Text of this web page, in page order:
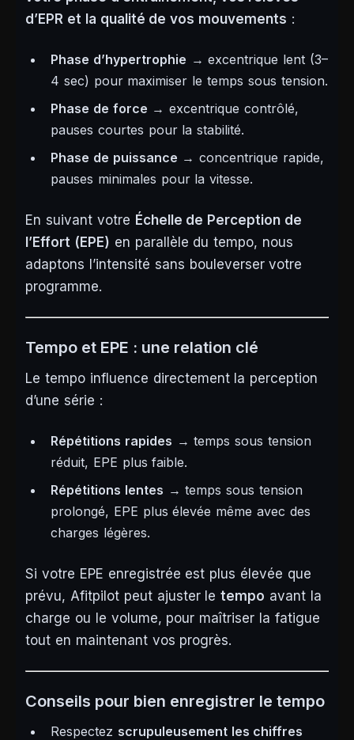
d’EPR et la qualité de vos mouvements :
Phase d’hypertrophie → excentrique lent (3–
4 sec) pour maximiser le temps sous tension.
Phase de force → excentrique contrôlé,
pauses courtes pour la stabilité.
Phase de puissance → concentrique rapide,
pauses minimales pour la vitesse.
En suivant votre Échelle de Perception de
l’Effort (EPE) en parallèle du tempo, nous
adaptons l’intensité sans bouleverser votre
programme.
Tempo et EPE : une relation clé
Le tempo influence directement la perception
d’une série :
Répétitions rapides → temps sous tension
réduit, EPE plus faible.
Répétitions lentes → temps sous tension
prolongé, EPE plus élevée même avec des
charges légères.
Si votre EPE enregistrée est plus élevée que
prévu, Afitpilot peut ajuster letempo avant la
charge ou le volume, pour maîtriser la fatigue
tout en maintenant vos progrès.
Conseils pour bien enregistrer le tempo
Respectez scrupuleusement les chiffres